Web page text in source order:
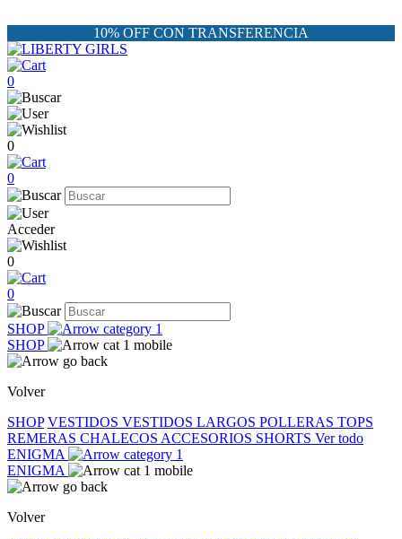
10% OFF CON TRANSFERENCIA
0
0
0
Acceder
0
0
SHOP
SHOP
Volver
SHOP VESTIDOS VESTIDOS LARGOS POLLERAS TOPS
REMERAS CHALECOS ACCESORIOS SHORTS Ver todo
ENIGMA
ENIGMA
Volver